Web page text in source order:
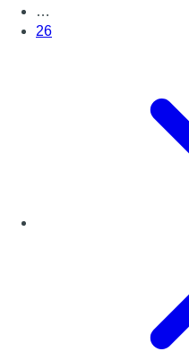
…
26